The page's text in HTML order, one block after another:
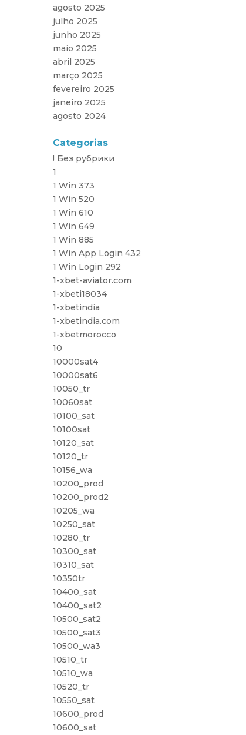
agosto 2025
julho 2025
junho 2025
maio 2025
abril 2025
março 2025
fevereiro 2025
janeiro 2025
agosto 2024
Categorias
! Без рубрики
1
1 Win 373
1 Win 520
1 Win 610
1 Win 649
1 Win 885
1 Win App Login 432
1 Win Login 292
1-xbet-aviator.com
1-xbeti18034
1-xbetindia
1-xbetindia.com
1-xbetmorocco
10
10000sat4
10000sat6
10050_tr
10060sat
10100_sat
10100sat
10120_sat
10120_tr
10156_wa
10200_prod
10200_prod2
10205_wa
10250_sat
10280_tr
10300_sat
10310_sat
10350tr
10400_sat
10400_sat2
10500_sat2
10500_sat3
10500_wa3
10510_tr
10510_wa
10520_tr
10550_sat
10600_prod
10600_sat